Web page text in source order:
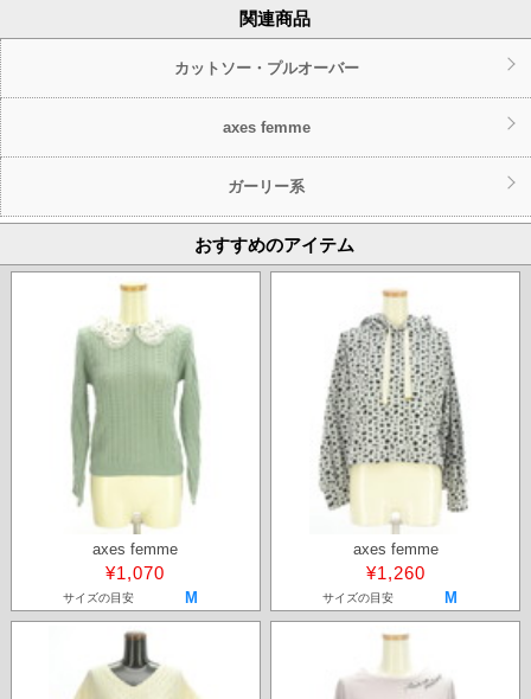
関連商品
カットソー・プルオーバー
axes femme
ガーリー系
おすすめのアイテム
axes femme
¥1,070
サイズの目安 M
axes femme
¥1,260
サイズの目安 M